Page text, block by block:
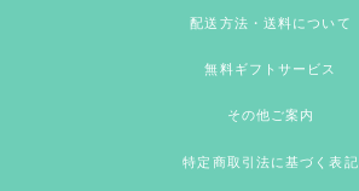
配送方法・送料について
無料ギフトサービス
その他ご案内
特定商取引法に基づく表記